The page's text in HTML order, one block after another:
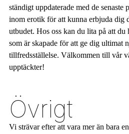
ständigt uppdaterade med de senaste
inom erotik för att kunna erbjuda dig
utbudet. Hos oss kan du lita på att
som är skapade för att ge dig ultimat
tillfredsställelse. Välkommen till vår
upptäckter!
Övrigt
Vi strävar efter att vara mer än bara